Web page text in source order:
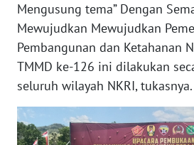
Mengusung tema” Dengan
Mewujudkan Mewujudkan
Pembangunan dan Ketahanan
TMMD ke-126 ini dilakukan
seluruh wilayah NKRI, tukasnya.
WN
TAPANULI
UTARA